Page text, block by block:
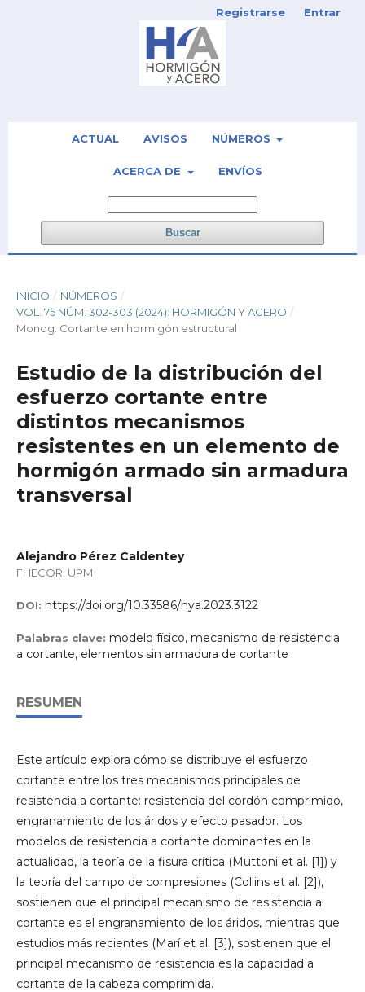
ACTUAL AVISOS NÚMEROS
ACERCA DE ENVÍOS
Buscar
Registrarse Entrar
INICIO / NÚMEROS /
VOL. 75 NÚM. 302-303 (2024): HORMIGÓN Y ACERO /
Monog. Cortante en hormigón estructural
Estudio de la distribución del
esfuerzo cortante entre
distintos mecanismos
resistentes en un elemento de
hormigón armado sin armadura
transversal
Alejandro Pérez Caldentey
FHECOR, UPM
DOI: https://doi.org/10.33586/hya.2023.3122
Palabras clave: modelo físico, mecanismo de resistencia
a cortante, elementos sin armadura de cortante
RESUMEN
Este artículo explora cómo se distribuye el esfuerzo
cortante entre los tres mecanismos principales de
resistencia a cortante: resistencia del cordón comprimido,
engranamiento de los áridos y efecto pasador. Los
modelos de resistencia a cortante dominantes en la
actualidad, la teoría de la fisura crítica (Muttoni et al. [1]) y
la teoría del campo de compresiones (Collins et al. [2]),
sostienen que el principal mecanismo de resistencia a
cortante es el engranamiento de los áridos, mientras que
estudios más recientes (Marí et al. [3]), sostienen que el
principal mecanismo de resistencia es la capacidad a
cortante de la cabeza comprimida.